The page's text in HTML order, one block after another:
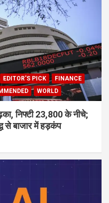
EDITOR'S PICK
FINANCE
WORLD
निफ्टी 23,800 के नीचे;
से बाजार में हड़कंप